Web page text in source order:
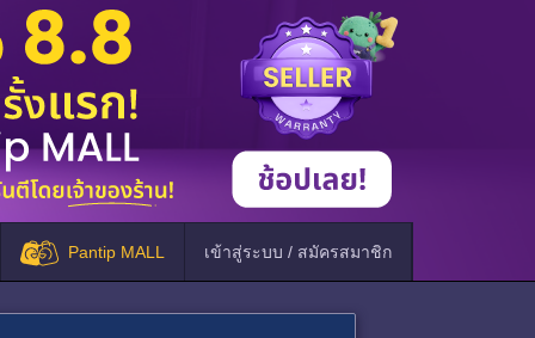
Pantip MALL เข้าสู่ระบบ / สมัครสมาชิก